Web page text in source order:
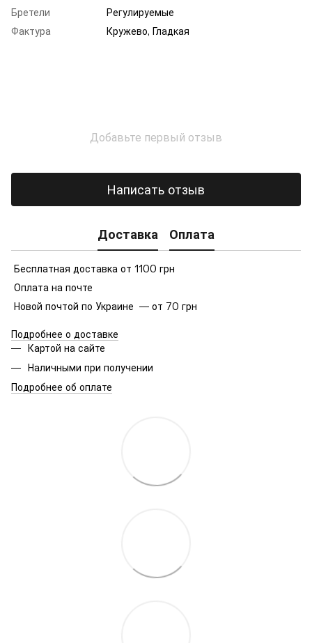
Бретели
Регулируемые
Фактура
Кружево, Гладкая
Добавьте первый отзыв
Написать отзыв
Доставка Оплата
Бесплатная доставка от 1100 грн
Оплата на почте
Новой почтой по Украине — от 70 грн
Подробнее о доставке
Картой на сайте
Наличными при получении
Подробнее об оплате